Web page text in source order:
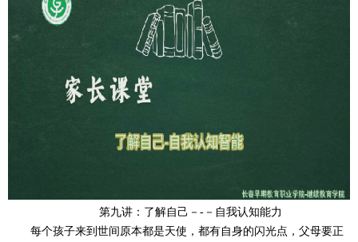
第九讲：了解自己－-－自我认知能力
每个孩子来到世间原本都是天使，都有自身的闪光点，父母要正